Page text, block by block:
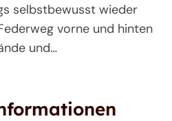
selbstbewusst wieder
vorne und hinten
und…